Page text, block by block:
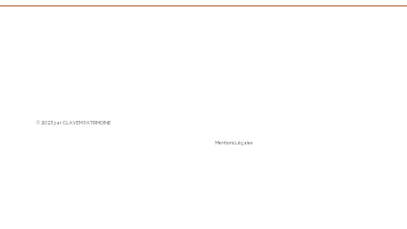
© 2023 par CLAVEM PATRIMOINE
Mentions Légales